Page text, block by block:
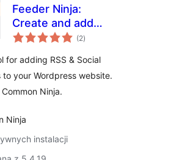
Feeder Ninja:
Create and add
RSS & Social feeds
the-fly
(2wszystkich
ocen
)
for adding RSS & Social
to your Wordpress website.
Ninja.
Ninja
instalacji